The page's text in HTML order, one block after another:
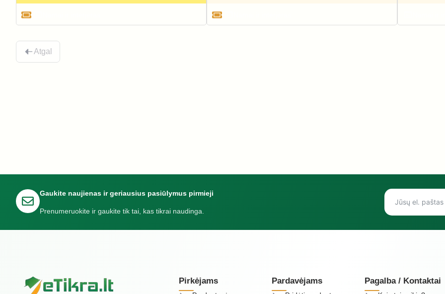
Atgal
Gaukite naujienas ir geriausius pasiūlymus pirmieji
Prenumeruokite ir gaukite tik tai, kas tikrai naudinga.
Pirkėjams Pardavėjams Pagalba / Kontaktai